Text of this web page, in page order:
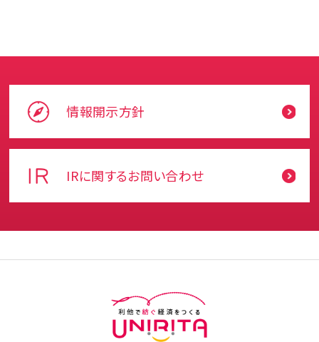
情報開示方針
IRに関するお問い合わせ